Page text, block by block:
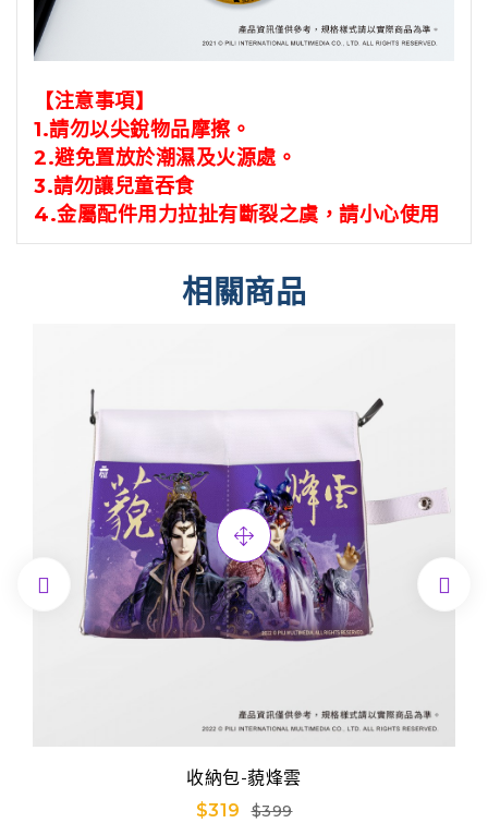
【注意事項】
1.請勿以尖銳物品摩擦。
2.避免置放於潮濕及火源處。
3.請勿讓兒童吞食
4.金屬配件用力拉扯有斷裂之虞，請小心使用
相關商品
收納包-藐烽雲
$319
$399
 